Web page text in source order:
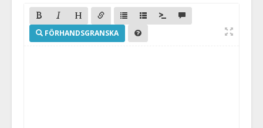
FÖRHANDSGRANSKA